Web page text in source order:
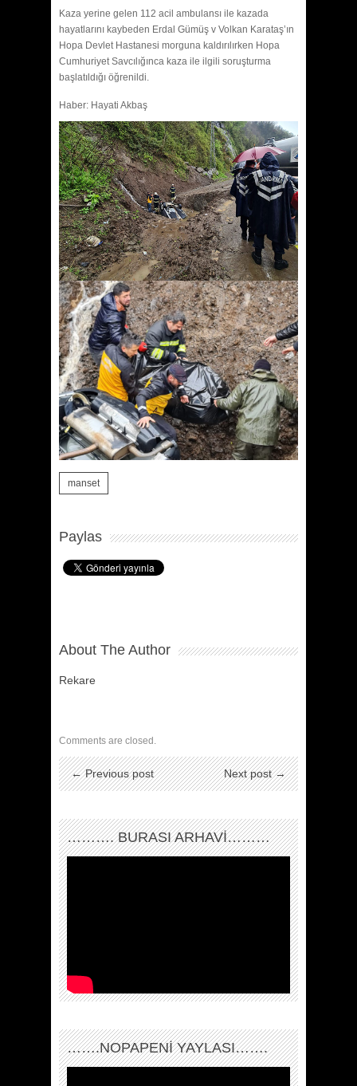
Kaza yerine gelen 112 acil ambulansı ile kazada
hayatlarını kaybeden Erdal Gümüş v Volkan Karataş’ın
Hopa Devlet Hastanesi morguna kaldırılırken Hopa
Cumhuriyet Savcılığınca kaza ile ilgili soruşturma
başlatıldığı öğrenildi.
Haber: Hayati Akbaş
manset
Paylas
About The Author
Rekare
Comments are closed.
← Previous post Next post →
………. BURASI ARHAVİ………
…….NOPAPENİ YAYLASI…….